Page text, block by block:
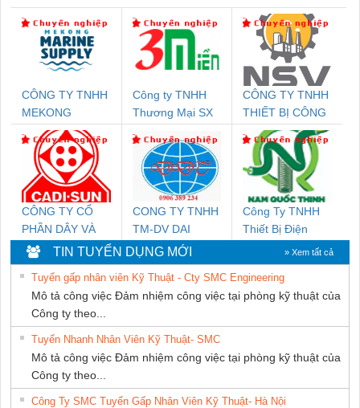
CÔNG TY TNHH
MEKONG
MARINE SUPPLY
Công ty TNHH
Thương Mại SX
CÔNG TY TNHH
THIẾT BỊ CÔNG
NGHIỆP NIHON
SETSUBI VIỆT
NAM
CÔNG TY CỔ
PHẦN DÂY VÀ
CÁP ĐIỆN
THƯỢNG ĐÌNH
CONG TY TNHH
TM-DV DAI
DONG THANH
Công Ty TNHH
Thiết Bị Điện
Nam Quốc Thịnh
TIN TUYỂN DỤNG MỚI » Xem tất cả
Tuyển gấp nhân viên Kỹ Thuật - Cty SMC Engineering
Mô tả công việc Đảm nhiệm công việc tại phòng kỹ thuật của
Công ty theo...
Tuyển Nhanh Nhân Viên Kỹ Thuật- SMC
Mô tả công việc Đảm nhiệm công việc tại phòng kỹ thuật của
Công ty theo...
Công Ty SMC Tuyển Gấp Nhân Viên Kỹ Thuật- Hà Nội